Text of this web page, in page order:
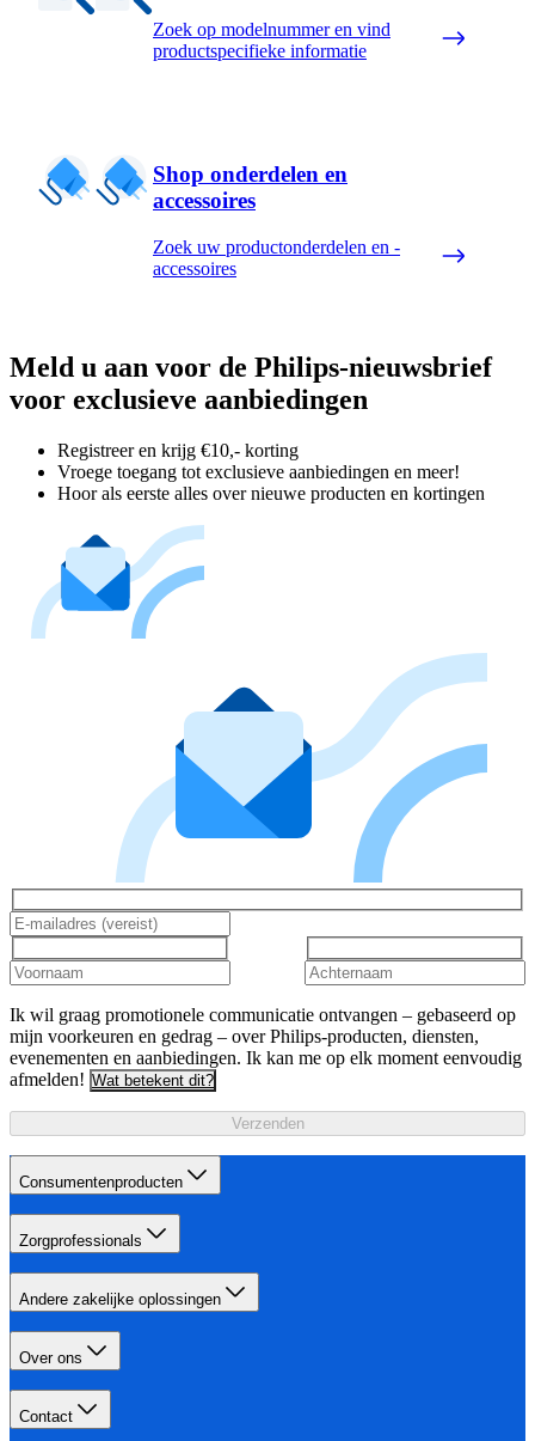
Zoek op modelnummer en vind
productspecifieke informatie
Shop onderdelen en
accessoires
Zoek uw productonderdelen en -
accessoires
Meld u aan voor de Philips-nieuwsbrief
voor exclusieve aanbiedingen
Registreer en krijg €10,- korting
Vroege toegang tot exclusieve aanbiedingen en meer!
Hoor als eerste alles over nieuwe producten en kortingen
Ik wil graag promotionele communicatie ontvangen – gebaseerd op
mijn voorkeuren en gedrag – over Philips-producten, diensten,
evenementen en aanbiedingen. Ik kan me op elk moment eenvoudig
afmelden! Wat betekent dit?
Verzenden
Consumentenproducten
Zorgprofessionals
Andere zakelijke oplossingen
Over ons
Contact